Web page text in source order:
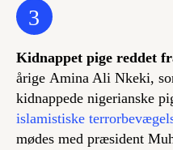
3
Kidnappet pige reddet
årige Amina Ali Nkeki,
kidnappede nigerianske
islamistiske
mødes med præsident